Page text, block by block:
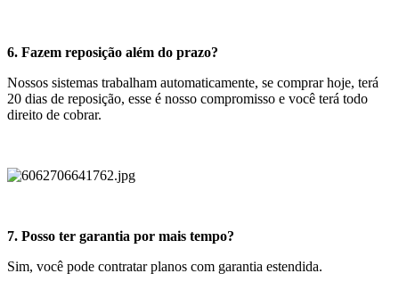
6. Fazem reposição além do prazo?
Nossos sistemas trabalham automaticamente, se comprar hoje, terá
20 dias de reposição, esse é nosso compromisso e você terá todo
direito de cobrar.
7. Posso ter garantia por mais tempo?
Sim, você pode contratar planos com garantia estendida.